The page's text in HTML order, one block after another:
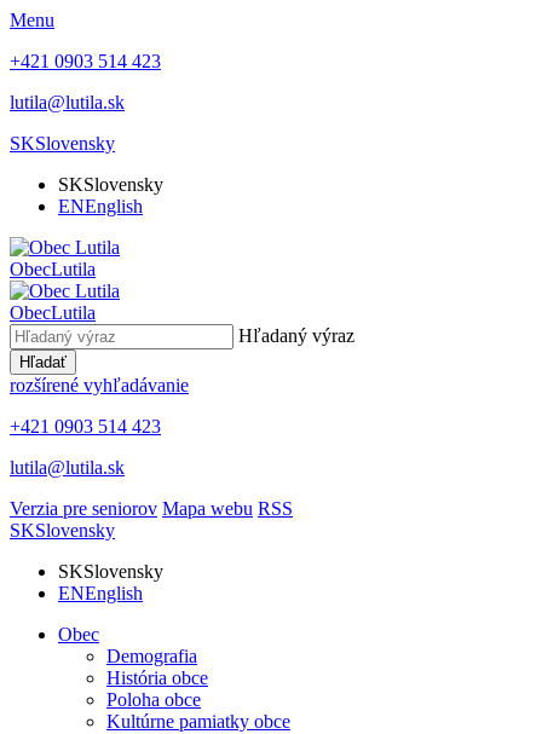
Menu
+421 0903 514 423
lutila@lutila.sk
SKSlovensky
SKSlovensky
ENEnglish
ObecLutila
ObecLutila
Hľadaný výraz
Hľadať
rozšírené vyhľadávanie
+421 0903 514 423
lutila@lutila.sk
Verzia pre seniorov Mapa webu RSS
SKSlovensky
SKSlovensky
ENEnglish
Obec
Demografia
História obce
Poloha obce
Kultúrne pamiatky obce